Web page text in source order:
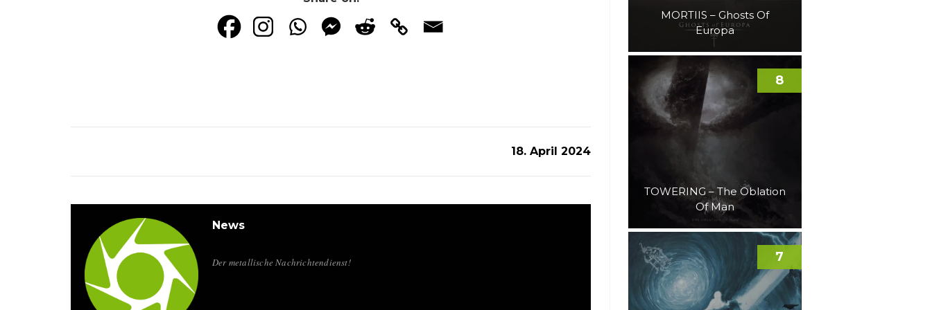
18. April 2024
News
Der metallische Nachrichtendienst!
MORTIIS – Ghosts Of
Europa
TOWERING – The Oblation
Of Man
8
7